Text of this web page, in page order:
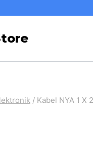
/ Kabel NYA 1 X